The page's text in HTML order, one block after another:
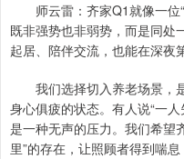
师云雷：齐家Q1就像一位“
既非强势也非弱势，而是同处
起居、陪伴交流，也能在深夜
我们选择切入养老场景，
身心俱疲的状态。有人说“一
是一种无声的压力。我们希望
里”的存在，让照顾者得到喘